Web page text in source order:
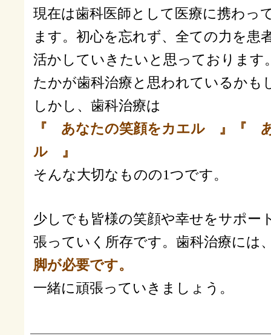
現在は歯科医師として医療に携わっ
ます。初心を忘れず、全ての力を患
活かしていきたいと思っております
たかが歯科治療と思われているかも
しかし、歯科治療は
『 あなたの笑顔をカエル 』『
ル 』
そんな大切なものの1つです。
少しでも皆様の笑顔や幸せをサポ
張っていく所存です。歯科治療には
脚が必要です。
一緒に頑張っていきましょう。